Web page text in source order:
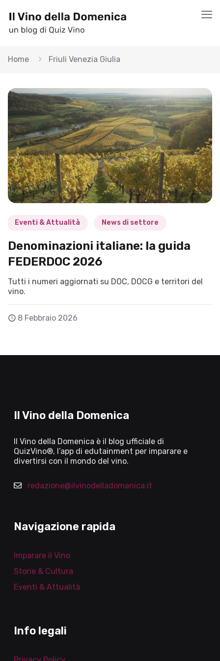
Home Friuli Venezia Giulia
Eventi & Attualità News di settore
Denominazioni italiane: la guida
FEDERDOC 2026
Tutti i numeri aggiornati su DOC, DOCG e territori del
vino.
8 Febbraio 2026
Il Vino della Domenica
Il Vino della Domenica è il blog ufficiale di
QuizVino®, l’app di edutainment per imparare e
divertirsi con il mondo del vino.
redazione@ilvinodelladomenica.it
Navigazione rapida
Imparare il Vino
Storie & Cultura
Eventi & Attualità
Info legali